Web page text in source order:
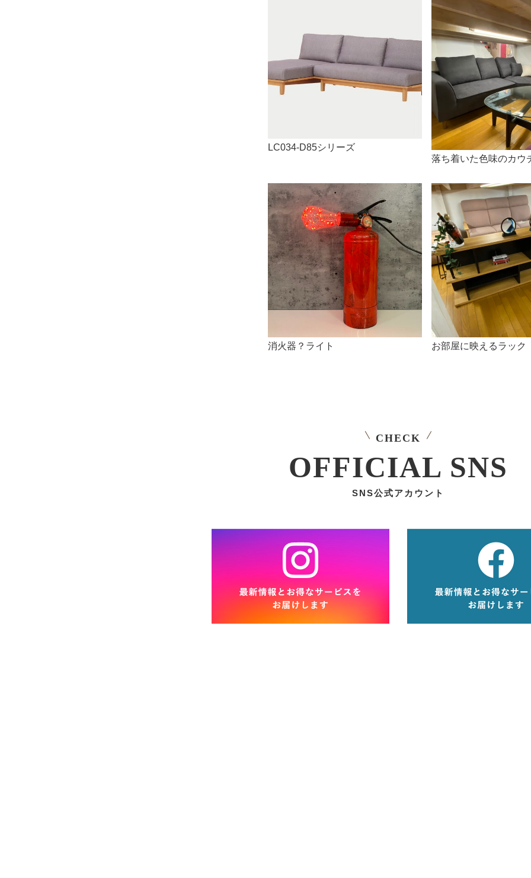
LC034-D85シリーズ
落ち着いた色味のカウ
消火器？ライト お部屋に映えるラック
CHECK
OFFICIAL SNS
SNS公式アカウント